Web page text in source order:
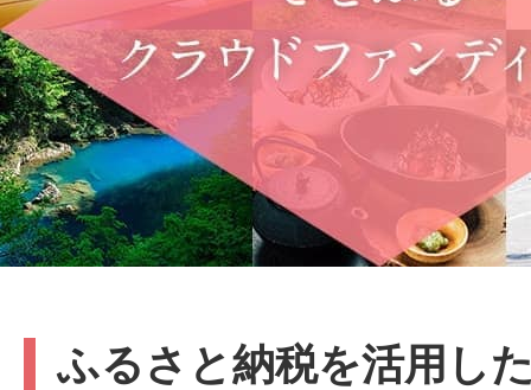
ふるさと納税を活用し